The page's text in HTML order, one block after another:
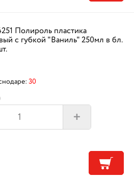
Полироль пластика
с губкой "Ваниль" 250мл в бл.
30
+